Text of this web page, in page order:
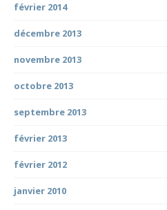
février 2014
décembre 2013
novembre 2013
octobre 2013
septembre 2013
février 2013
février 2012
janvier 2010